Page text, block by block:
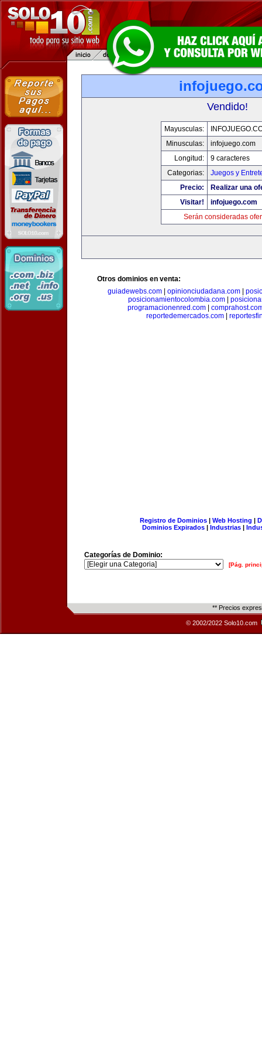
Vendido!
Mayusculas:
Minusculas:
infojuego.com
Longitud:
9 caracteres
Categorias:
Juegos y
Precio:
Realizar una
Visitar!
infojuego.com
Serán consideradas
Otros dominios en venta:
guiadewebs.com
opinionciudadana.com
posicionamientocolombia.com|
programacionenred.com
reportedemercados.com|
Registro de Dominios| Web Hosting |
Dominios Expirados | Industrias |
Categorías de Dominio:
[Pág.
** Precios
© 2002/2022 Solo10.com